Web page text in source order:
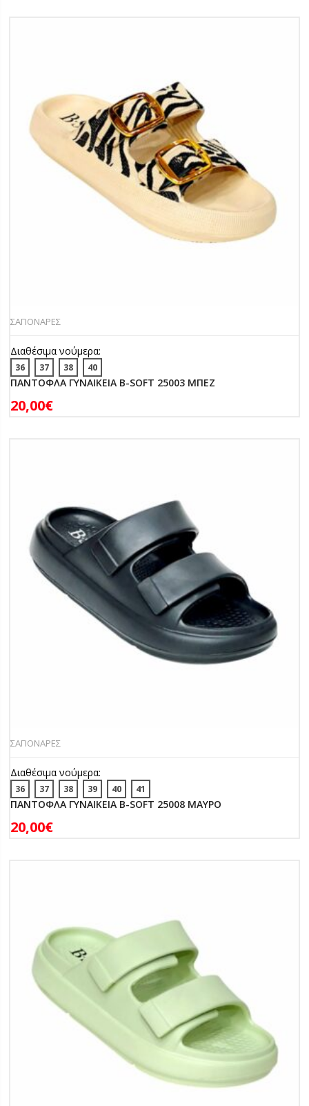
ΣΑΓΙΟΝΑΡΕΣ
Διαθέσιμα νούμερα:
36 37 38 40
ΠΑΝΤΟΦΛΑ ΓΥΝΑΙΚΕΙΑ B-SOFT 25003 ΜΠΕΖ
20,00€
ΣΑΓΙΟΝΑΡΕΣ
Διαθέσιμα νούμερα:
36 37 38 39 40 41
ΠΑΝΤΟΦΛΑ ΓΥΝΑΙΚΕΙΑ B-SOFT 25008 ΜΑΥΡΟ
20,00€